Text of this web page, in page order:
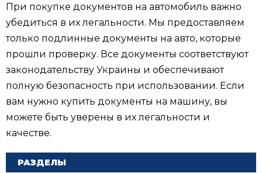
При покупке документов на автомобиль важно
убедиться в их легальности. Мы предоставляем
только подлинные документы на авто, которые
прошли проверку. Все документы соответствуют
законодательству Украины и обеспечивают
полную безопасность при использовании. Если
вам нужно купить документы на машину, вы
можете быть уверены в их легальности и
качестве.
РАЗДЕЛЫ